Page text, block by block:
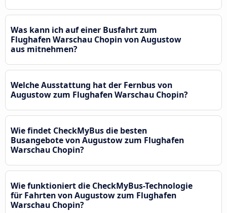
Was kann ich auf einer Busfahrt zum
Flughafen Warschau Chopin von Augustow
aus mitnehmen?
Welche Ausstattung hat der Fernbus von
Augustow zum Flughafen Warschau Chopin?
Wie findet CheckMyBus die besten
Busangebote von Augustow zum Flughafen
Warschau Chopin?
Wie funktioniert die CheckMyBus-Technologie
für Fahrten von Augustow zum Flughafen
Warschau Chopin?